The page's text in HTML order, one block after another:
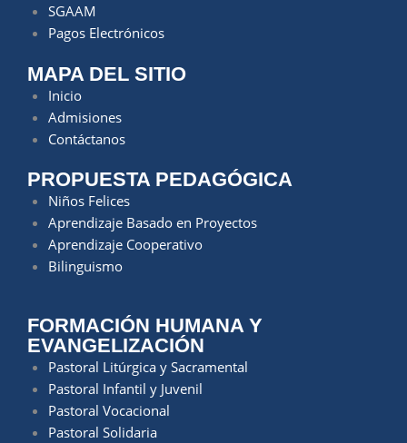
SGAAM
Pagos Electrónicos
MAPA DEL SITIO
Inicio
Admisiones
Contáctanos
PROPUESTA PEDAGÓGICA
Niños Felices
Aprendizaje Basado en Proyectos
Aprendizaje Cooperativo
Bilinguismo
FORMACIÓN HUMANA Y
EVANGELIZACIÓN
Pastoral Litúrgica y Sacramental
Pastoral Infantil y Juvenil
Pastoral Vocacional
Pastoral Solidaria